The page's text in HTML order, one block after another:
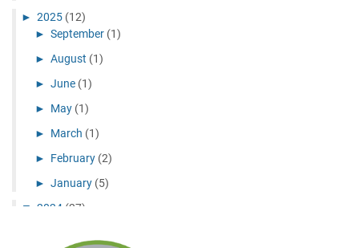
► 2025 (12)
► September (1)
► August (1)
► June (1)
► May (1)
► March (1)
► February (2)
► January (5)
▼ 2024 (27)